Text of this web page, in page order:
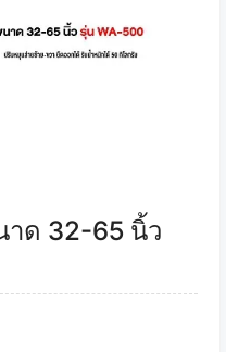
าด 32-65 นิ้ว